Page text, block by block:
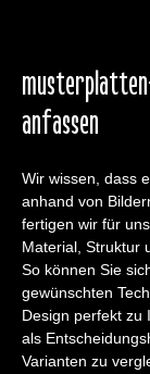
anfassen
Wir wissen, dass
anhand von
fertigen wir für
Material, Struktur
So können Sie
gewünschten
Design perfekt zu
als
Varianten zu